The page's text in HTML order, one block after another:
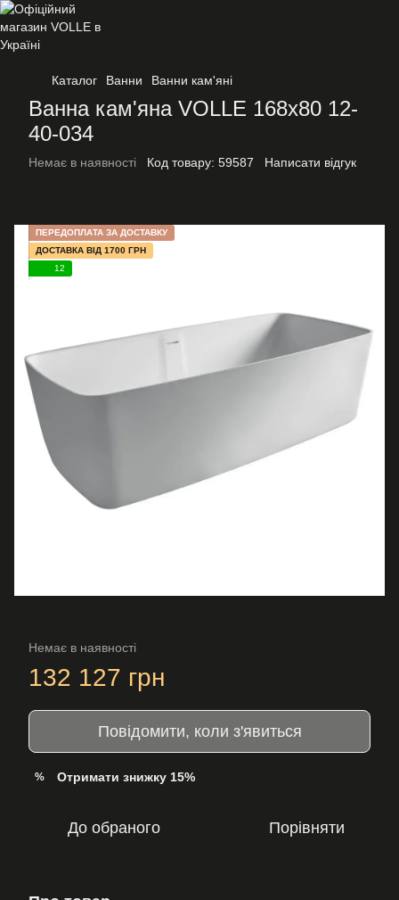
Каталог Ванни Ванни кам'яні
Ванна кам'яна VOLLE 168x80 12-
40-034
Немає в наявності Код товару: 59587 Написати відгук
ПЕРЕДОПЛАТА ЗА ДОСТАВКУ
ДОСТАВКА ВІД 1700 ГРН
12
Немає в наявності
132 127 грн
Повідомити, коли з'явиться
% Отримати знижку 15%
До обраного Порівняти